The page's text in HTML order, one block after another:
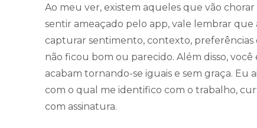
Ao meu ver, existem aqueles que vão
sentir ameaçado pelo app, vale lembrar que
capturar sentimento, contexto,
não ficou bom ou parecido. Além disso,
acabam tornando-se iguais e sem graça.
com o qual me identifico com o trabalho,
com assinatura.